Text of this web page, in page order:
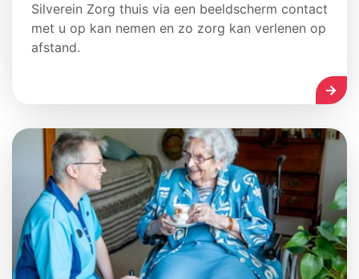
Silverein Zorg thuis via een beeldscherm contact
met u op kan nemen en zo zorg kan verlenen op
afstand.